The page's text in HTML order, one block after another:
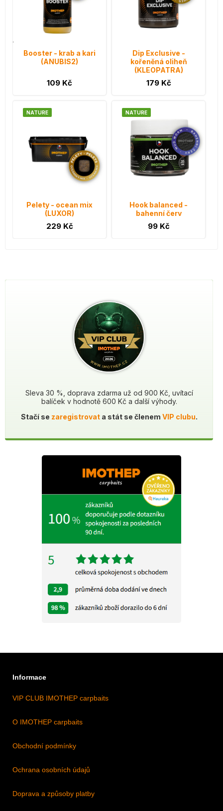
Sleva 30 %, doprava zdarma už od 900 Kč, uvítací
balíček v hodnotě 600 Kč a další výhody.
Stačí se zaregistrovata stát se členem VIP clubu.
Booster - krab a kari
(ANUBIS2)
109 Kč
Dip Exclusive -
kořeněná oliheň
(KLEOPATRA)
179 Kč
NATURE
Pelety - ocean mix
(LUXOR)
229 Kč
NATURE
Hook balanced -
bahenní červ
99 Kč
Informace
VIP CLUB IMOTHEP carpbaits
O IMOTHEP carpbaits
Obchodní podmínky
Ochrana osobních údajů
Doprava a způsoby platby